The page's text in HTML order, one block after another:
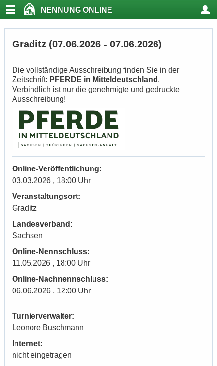
NENNUNG ONLINE
Graditz (07.06.2026 - 07.06.2026)
Die vollständige Ausschreibung finden Sie in der
Zeitschrift: PFERDE in Mitteldeutschland .
Verbindlich ist nur die genehmigte und gedruckte
Ausschreibung!
Online-Veröffentlichung:
03.03.2026 , 18:00 Uhr
Veranstaltungsort:
Graditz
Landesverband:
Sachsen
Online-Nennschluss:
11.05.2026 , 18:00 Uhr
Online-Nachnennschluss:
06.06.2026 , 12:00 Uhr
Turnierverwalter:
Leonore Buschmann
Internet:
nicht eingetragen